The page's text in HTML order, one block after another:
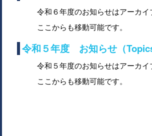
令和６年度のお知らせはアーカ
ここからも移動可能です。
令和５年度 お知らせ（Topics
令和５年度のお知らせはアーカ
ここからも移動可能です。